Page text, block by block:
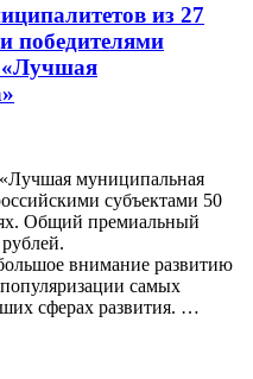
из 27
победителями
«Лучшая
муниципальная
субъектами 50
Общий премиальный
внимание развитию
самых
сферах развития. …